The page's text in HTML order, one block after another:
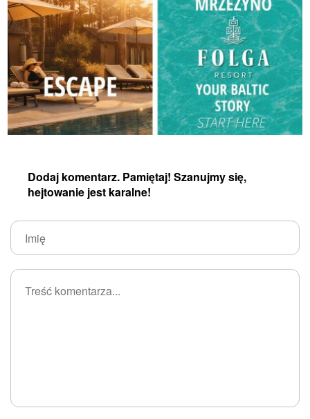
Dodaj komentarz. Pamiętaj! Szanujmy się,
hejtowanie jest karalne!